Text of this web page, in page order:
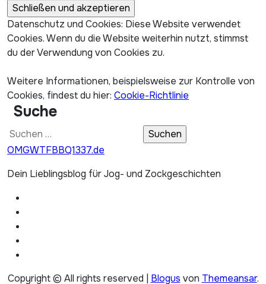
Datenschutz und Cookies: Diese Website verwendet
Cookies. Wenn du die Website weiterhin nutzt, stimmst
du der Verwendung von Cookies zu.
Weitere Informationen, beispielsweise zur Kontrolle von
Cookies, findest du hier: Cookie-Richtlinie
Suche
Suchen
nach:
OMGWTFBBQ1337.de
Dein Lieblingsblog für Jog- und Zockgeschichten
Copyright © All rights reserved Blogus von Themeansar.